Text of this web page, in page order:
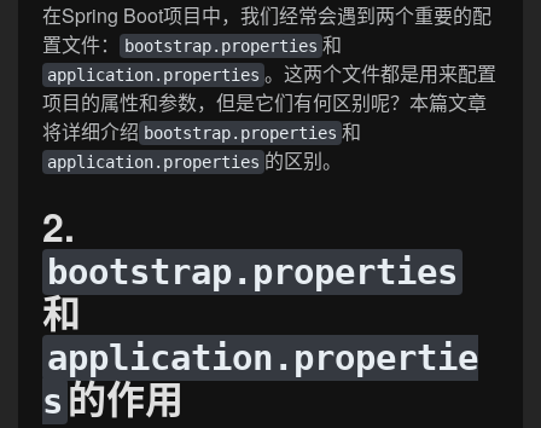
在Spring Boot项目中，我们经常会遇到两个重要的配
置文件：
bootstrap.properties 和
application.properties 。这两个文件都是用来配置
项目的属性和参数，但是它们有何区别呢？本篇文章
将详细介绍 bootstrap.properties 和
application.properties 的区别。
2.
bootstrap.properties
和
application.propertie
s的作用